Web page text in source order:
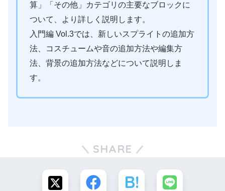
算」「その他」カテゴリの主要なブロックに
ついて、より詳しく説明します。
入門編 Vol.3では、新しいスプライトの追加方
法、コスチュームや音の追加方法や編集方
法、背景の追加方法などについて説明しま
す。
SHARE